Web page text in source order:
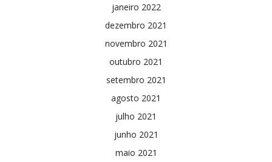
janeiro 2022
dezembro 2021
novembro 2021
outubro 2021
setembro 2021
agosto 2021
julho 2021
junho 2021
maio 2021